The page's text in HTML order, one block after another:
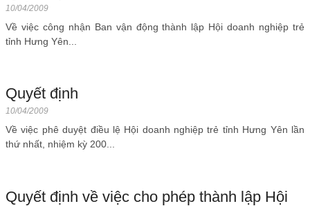
10/04/2009
Về việc công nhận Ban vận động thành lập Hội doanh nghiệp trẻ
tỉnh Hưng Yên...
Quyết định
10/04/2009
Về việc phê duyệt điều lệ Hội doanh nghiệp trẻ tỉnh Hưng Yên lần
thứ nhất, nhiệm kỳ 200...
Quyết định về việc cho phép thành lập Hội